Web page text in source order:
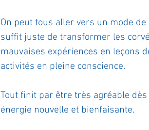
On peut tous aller vers un mode
suffit juste de transformer les
mauvaises expériences en leçons
activités en pleine conscience.
Tout finit par être très agréable
énergie nouvelle et bienfaisante.